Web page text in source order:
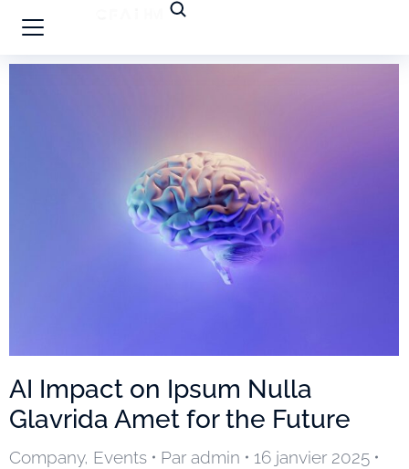
AI Impact on Ipsum Nulla
Glavrida Amet for the Future
Company, Events Par admin
16 janvier 2025